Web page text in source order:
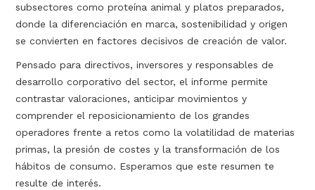
subsectores como proteína animal y platos preparados,
donde la diferenciación en marca, sostenibilidad y origen
se convierten en factores decisivos de creación de valor.
Pensado para directivos, inversores y responsables de
desarrollo corporativo del sector, el informe permite
contrastar valoraciones, anticipar movimientos y
comprender el reposicionamiento de los grandes
operadores frente a retos como la volatilidad de materias
primas, la presión de costes y la transformación de los
hábitos de consumo. Esperamos que este resumen te
resulte de interés.